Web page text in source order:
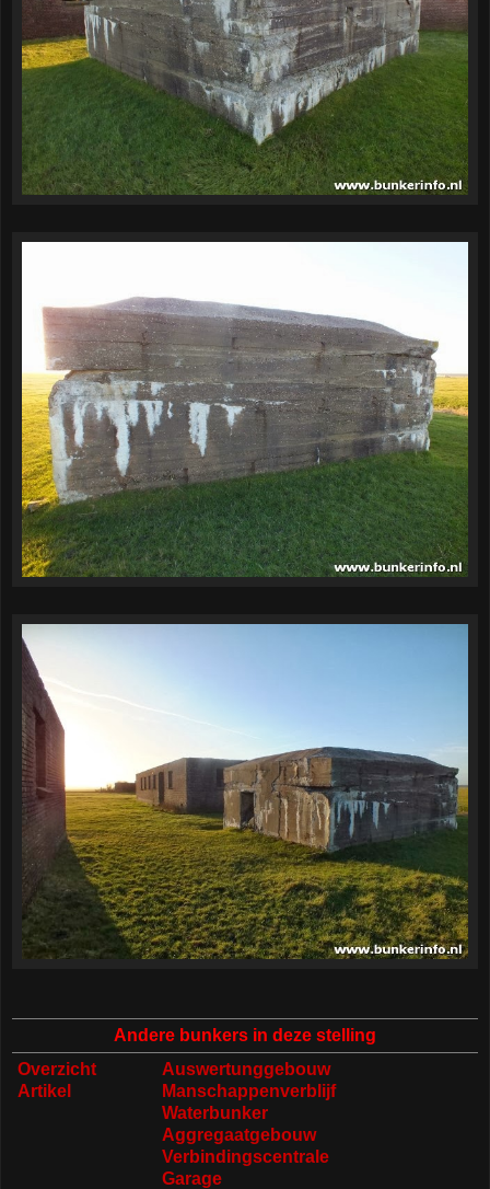
Andere bunkers in deze stelling
Overzicht
Artikel
Auswertunggebouw
Manschappenverblijf
Waterbunker
Aggregaatgebouw
Verbindingscentrale
Garage